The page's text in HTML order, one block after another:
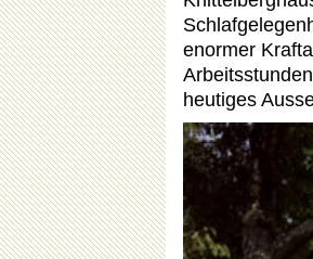
enormer
heutiges